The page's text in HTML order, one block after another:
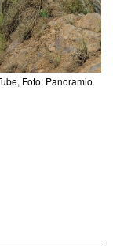
Foto: Panoramio